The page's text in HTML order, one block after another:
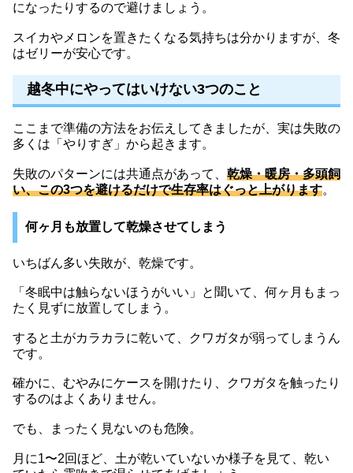
になったりするので避けましょう。
スイカやメロンを置きたくなる気持ちは分かりますが、冬
はゼリーが安心です。
越冬中にやってはいけない3つのこと
ここまで準備の方法をお伝えしてきましたが、実は失敗の
多くは「やりすぎ」から起きます。
失敗のパターンには共通点があって、 乾燥・暖房・多頭飼
い、この3つを避けるだけで生存率はぐっと上がります。
何ヶ月も放置して乾燥させてしまう
いちばん多い失敗が、乾燥です。
「冬眠中は触らないほうがいい」と聞いて、何ヶ月もまっ
たく見ずに放置してしまう。
すると土がカラカラに乾いて、クワガタが弱ってしまうん
です。
確かに、むやみにケースを開けたり、クワガタを触ったり
するのはよくありません。
でも、まったく見ないのも危険。
月に1〜2回ほど、土が乾いていないか様子を見て、乾い